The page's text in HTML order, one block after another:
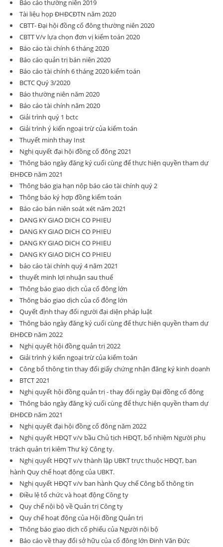
Báo cáo thường niên 2019
Tài liệu họp ĐHĐCĐTN năm 2020
CBTT- Đại hội đồng cổ đông thường niên 2020
CBTT V/v lựa chọn đơn vị kiểm toán 2020
Báo cáo tài chính 6 tháng 2020
Báo cáo quản trị bán niên 2020
Báo cáo tài chính 6 tháng 2020 kiểm toán
BCTC Quý 3/2020
Báo thường niên năm 2020
Báo cáo tài chính năm 2020
Giải trình quý 1 bctc
Giải trình ý kiến ngoại trừ của kiểm toán
Thuyết minh thay Inst
Nghị quyết đại hội đồng cổ đông 2021
Thông báo ngày đăng ký cuối cùng để thực hiện quyền tham dự
ĐHĐCĐ năm 2021
Thông báo gia hạn nộp báo cáo tài chính quý 2
Thông báo ký hợp đồng kiểm toán
Báo cáo bán niên soát xét năm 2021
DANG KY GIAO DICH CO PHIEU
DANG KY GIAO DICH CO PHIEU
DANG KY GIAO DICH CO PHIEU
DANG KY GIAO DICH CO PHIEU
báo cáo tài chính quý 4 năm 2021
thuyết minh lợi nhuận sau thuế
Thông báo giao dịch của cổ đông lớn
Thông báo giao dịch của cổ đông lớn
Quyết định thay đổi người đại diện pháp luật
Thông báo ngày đăng ký cuối cùng để thực hiện quyền tham dự
ĐHĐCĐ năm 2022
Nghị quyết hội đồng quản trị 2022
Giải trình ý kiến ngoại trừ của kiểm toán
Công bố thông tin thay đổi giấy chứng nhận đăng ký kinh doanh
BTCT 2021
Nghị quyết hội đồng quản trị - thay đổi ngày Đại đồng cổ đông
Thông báo ngày đăng ký cuối cùng để thực hiện quyền tham dự
ĐHĐCĐ năm 2021
Nghị quyết đại hội đồng cổ đông năm 2022
Nghị quyết HĐQT v/v bầu Chủ tịch HĐQT, bổ nhiệm Người phụ
trách quản trị kiêm Thư ký Công ty.
Nghị quyết HĐQT v/v thành lập UBKT trực thuộc HĐQT, ban
hành Quy chế hoạt động của UBKT.
Nghị quyết HĐQT v/v ban hành Quy chế Công bố thông tin
Điều lệ tổ chức và hoạt động Công ty
Quy chế nội bộ về Quản trị Công ty
Quy chế hoạt động của Hội đồng Quản trị
Thông báo giao dịch cổ phiếu của Người nội bộ
Báo cáo về thay đổi sở hữu của cổ đông lớn Đinh Văn Đức